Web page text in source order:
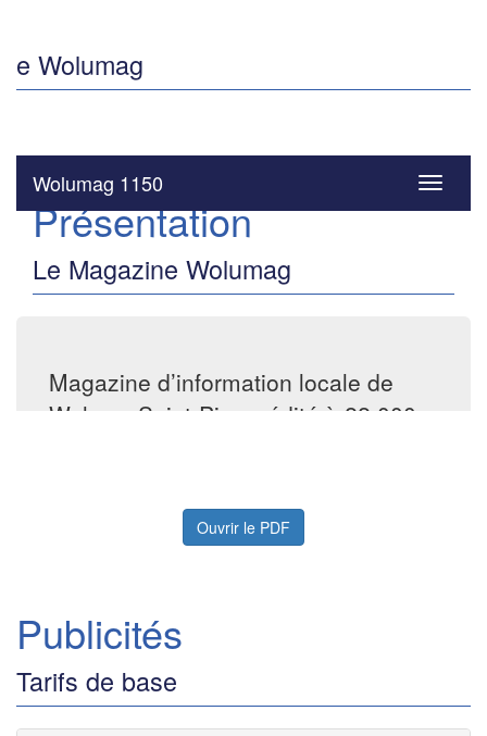
e Wolumag
Ouvrir le PDF
Publicités
Tarifs de base